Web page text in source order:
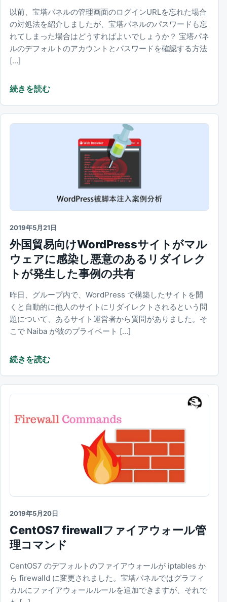
以前、宝塔パネルの管理画面のログインURLを忘れた場合
の対処法を紹介しましたが、宝塔パネルのパスワードも忘
れてしまった場合はどうすればよいでしょうか？ 宝塔パネ
ルのデフォルトのアカウントとパスワードを確認する方法
[…]
続きを読む
2019年5月21日
外国貿易向けWordPressサイトがマル
ウェアに感染し悪意のあるリダイレク
トが発生した事例の共有
昨日、グループ内で、WordPress で構築したサイトを開
くと自動的に他人のサイトにリダイレクトされるという問
題について、あるサイト運営者から質問がありました。そ
こで Naiba が彼のプライベート […]
続きを読む
2019年5月20日
CentOS7 firewallファイアウォール管
理コマンド
CentOS7 のデフォルトのファイアウォールが iptables か
ら firewalld に変更されました。宝塔パネルではグラフィ
カルにファイアウォールルールを追加できますが、それで